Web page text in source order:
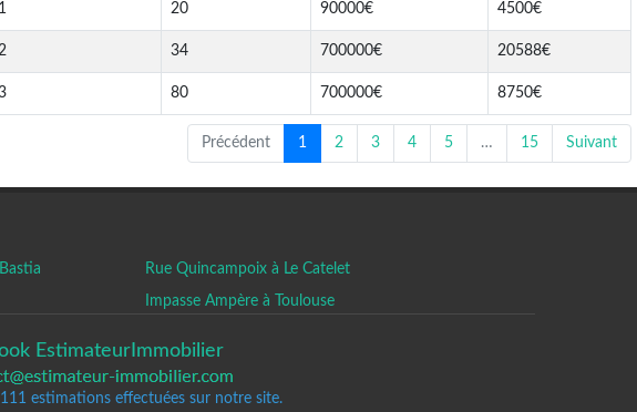
1 20 90000€ 4500€
34 700000€ 20588€
80 700000€ 8750€
Précédent 1 2 3 4 5 … 15 Suivant
Rue Quincampoix à Le Catelet
Impasse Ampère à Toulouse
EstimateurImmobilier
estimations effectuées sur notre site.